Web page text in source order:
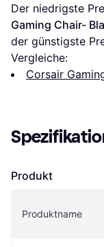
Der niedrigste
Gaming Chair-
der günstigste
Vergleiche:
Corsair
Produkt
Produktname